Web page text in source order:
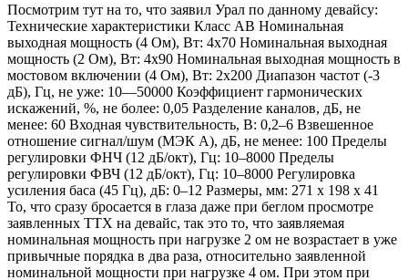
Посмотрим тут на то, что заявил Урал по данному девайсу:
Технические характеристики Класс AB Номинальная
выходная мощность (4 Ом), Вт: 4х70 Номинальная выходная
мощность (2 Ом), Вт: 4х90 Номинальная выходная мощность в
мостовом включении (4 Ом), Вт: 2x200 Диапазон частот (-3
дБ), Гц, не уже: 10—50000 Коэффициент гармонических
искажений, %, не более: 0,05 Разделение каналов, дБ, не
менее: 60 Входная чувствительность, В: 0,2–6 Взвешенное
отношение сигнал/шум (МЭК А), дБ, не менее: 100 Пределы
регулировки ФНЧ (12 дБ/окт), Гц: 10–8000 Пределы
регулировки ФВЧ (12 дБ/окт), Гц: 10–8000 Регулировка
усиления баса (45 Гц), дБ: 0–12 Размеры, мм: 271 x 198 х 41
То, что сразу бросается в глаза даже при беглом просмотре
заявленных ТТХ на девайс, так это то, что заявляемая
номинальная мощность при нагрузке 2 ом не возрастает в уже
привычные порядка в два раза, относительно заявленной
номинальной мощности при нагрузке 4 ом. При этом при